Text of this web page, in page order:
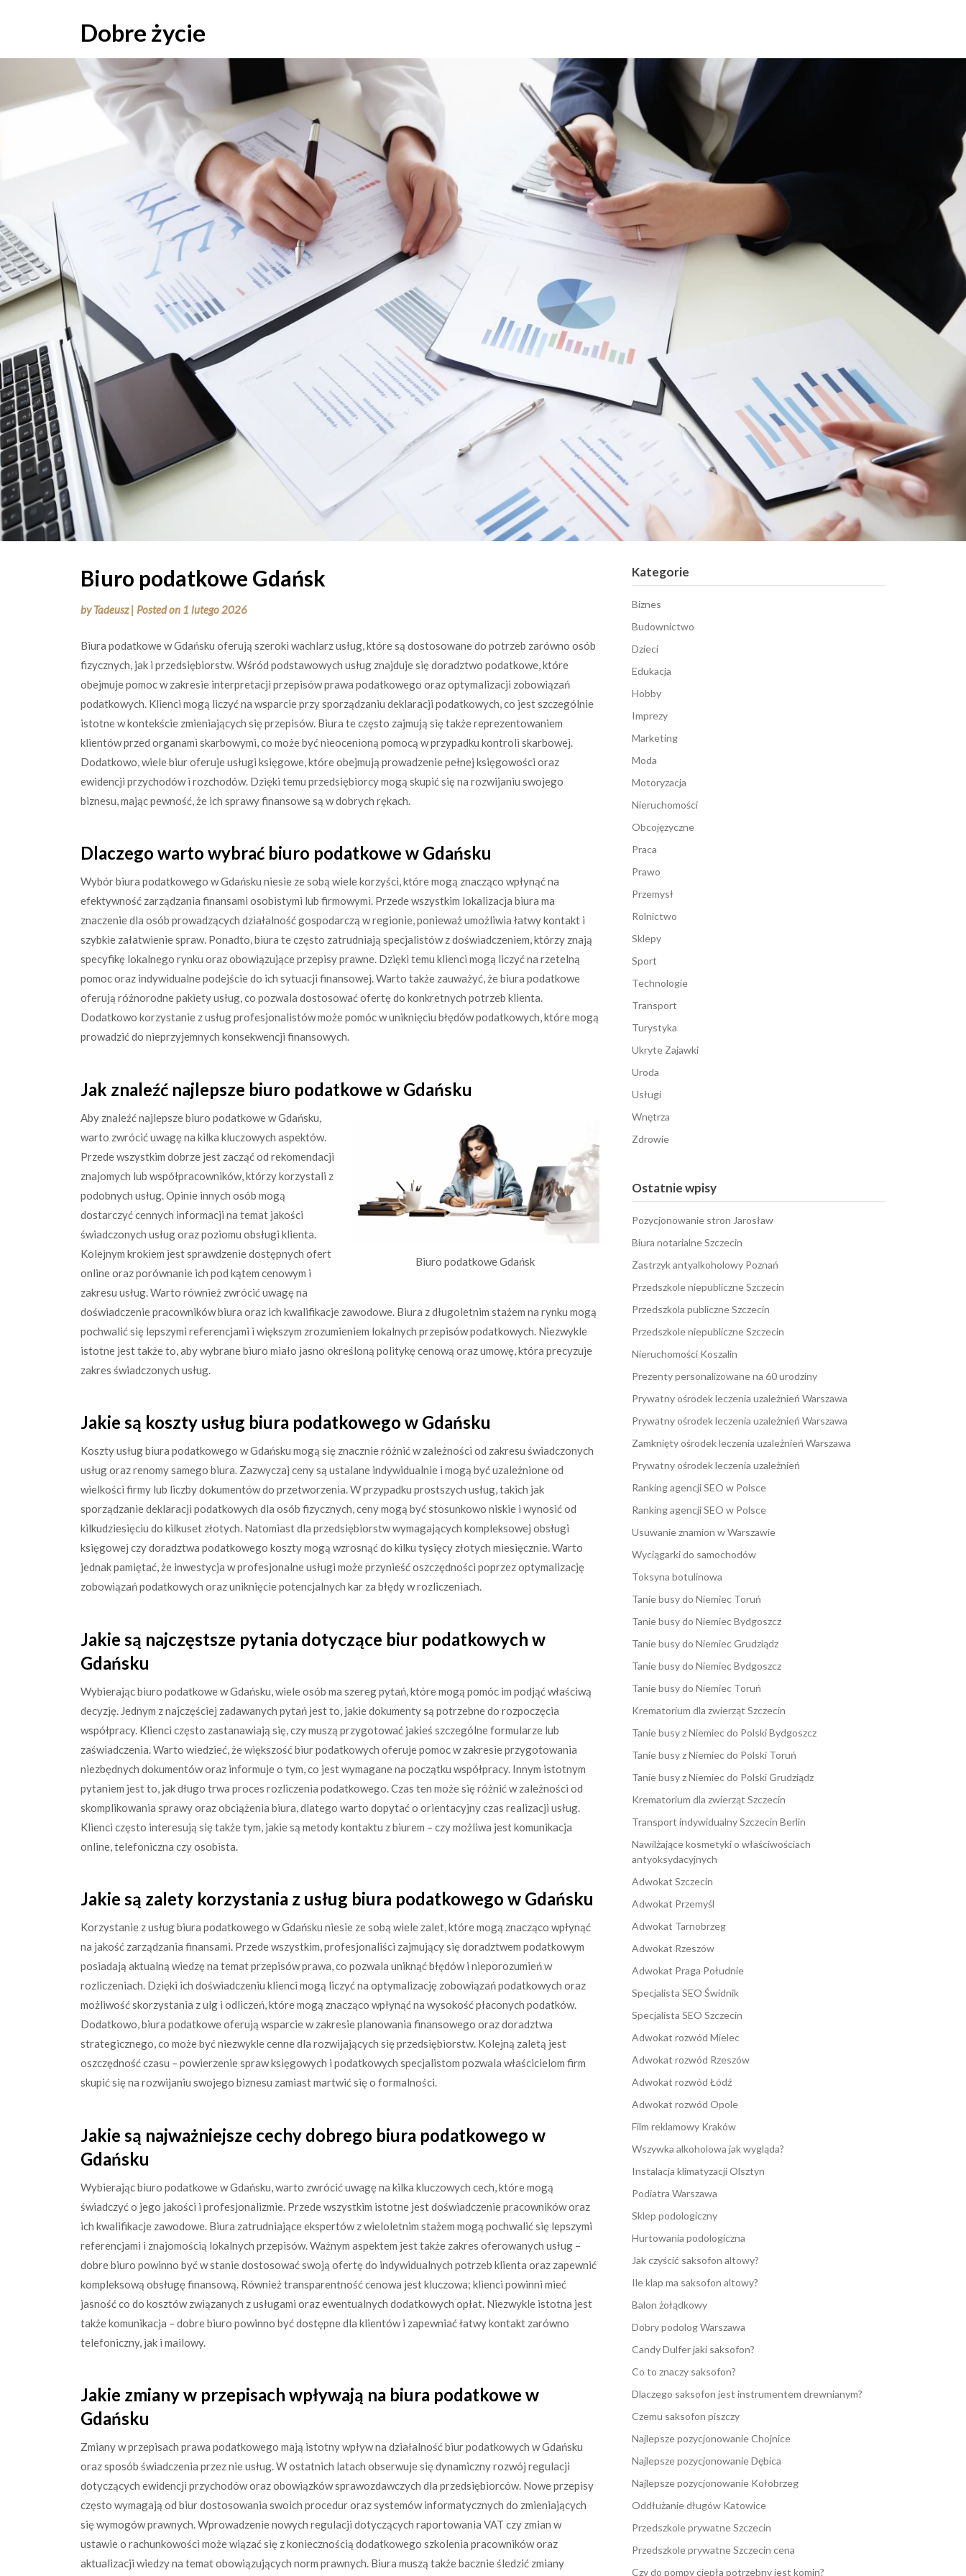
Dobre życie
Biuro podatkowe Gdańsk
byTadeusz | Posted on 1 lutego 2026
Biura podatkowe w Gdańsku oferują szeroki wachlarz usług, które są dostosowane do potrzeb zarówno osób
fizycznych, jak i przedsiębiorstw. Wśród podstawowych usług znajduje się doradztwo podatkowe, które
obejmuje pomoc w zakresie interpretacji przepisów prawa podatkowego oraz optymalizacji zobowiązań
podatkowych. Klienci mogą liczyć na wsparcie przy sporządzaniu deklaracji podatkowych, co jest szczególnie
istotne w kontekście zmieniających się przepisów. Biura te często zajmują się także reprezentowaniem
klientów przed organami skarbowymi, co może być nieocenioną pomocą w przypadku kontroli skarbowej.
Dodatkowo, wiele biur oferuje usługi księgowe, które obejmują prowadzenie pełnej księgowości oraz
ewidencji przychodów i rozchodów. Dzięki temu przedsiębiorcy mogą skupić się na rozwijaniu swojego
biznesu, mając pewność, że ich sprawy finansowe są w dobrych rękach.
Dlaczego warto wybrać biuro podatkowe w Gdańsku
Wybór biura podatkowego w Gdańsku niesie ze sobą wiele korzyści, które mogą znacząco wpłynąć na
efektywność zarządzania finansami osobistymi lub firmowymi. Przede wszystkim lokalizacja biura ma
znaczenie dla osób prowadzących działalność gospodarczą w regionie, ponieważ umożliwia łatwy kontakt i
szybkie załatwienie spraw. Ponadto, biura te często zatrudniają specjalistów z doświadczeniem, którzy znają
specyfikę lokalnego rynku oraz obowiązujące przepisy prawne. Dzięki temu klienci mogą liczyć na rzetelną
pomoc oraz indywidualne podejście do ich sytuacji finansowej. Warto także zauważyć, że biura podatkowe
oferują różnorodne pakiety usług, co pozwala dostosować ofertę do konkretnych potrzeb klienta.
Dodatkowo korzystanie z usług profesjonalistów może pomóc w uniknięciu błędów podatkowych, które mogą
prowadzić do nieprzyjemnych konsekwencji finansowych.
Jak znaleźć najlepsze biuro podatkowe w Gdańsku
Biuro podatkowe Gdańsk
Aby znaleźć najlepsze biuro podatkowe w Gdańsku,
warto zwrócić uwagę na kilka kluczowych aspektów.
Przede wszystkim dobrze jest zacząć od rekomendacji
znajomych lub współpracowników, którzy korzystali z
podobnych usług. Opinie innych osób mogą
dostarczyć cennych informacji na temat jakości
świadczonych usług oraz poziomu obsługi klienta.
Kolejnym krokiem jest sprawdzenie dostępnych ofert
online oraz porównanie ich pod kątem cenowym i
zakresu usług. Warto również zwrócić uwagę na
doświadczenie pracowników biura oraz ich kwalifikacje zawodowe. Biura z długoletnim stażem na rynku mogą
pochwalić się lepszymi referencjami i większym zrozumieniem lokalnych przepisów podatkowych. Niezwykle
istotne jest także to, aby wybrane biuro miało jasno określoną politykę cenową oraz umowę, która precyzuje
zakres świadczonych usług.
Jakie są koszty usług biura podatkowego w Gdańsku
Koszty usług biura podatkowego w Gdańsku mogą się znacznie różnić w zależności od zakresu świadczonych
usług oraz renomy samego biura. Zazwyczaj ceny są ustalane indywidualnie i mogą być uzależnione od
wielkości firmy lub liczby dokumentów do przetworzenia. W przypadku prostszych usług, takich jak
sporządzanie deklaracji podatkowych dla osób fizycznych, ceny mogą być stosunkowo niskie i wynosić od
kilkudziesięciu do kilkuset złotych. Natomiast dla przedsiębiorstw wymagających kompleksowej obsługi
księgowej czy doradztwa podatkowego koszty mogą wzrosnąć do kilku tysięcy złotych miesięcznie. Warto
jednak pamiętać, że inwestycja w profesjonalne usługi może przynieść oszczędności poprzez optymalizację
zobowiązań podatkowych oraz uniknięcie potencjalnych kar za błędy w rozliczeniach.
Jakie są najczęstsze pytania dotyczące biur podatkowych w
Gdańsku
Wybierając biuro podatkowe w Gdańsku, wiele osób ma szereg pytań, które mogą pomóc im podjąć właściwą
decyzję. Jednym z najczęściej zadawanych pytań jest to, jakie dokumenty są potrzebne do rozpoczęcia
współpracy. Klienci często zastanawiają się, czy muszą przygotować jakieś szczególne formularze lub
zaświadczenia. Warto wiedzieć, że większość biur podatkowych oferuje pomoc w zakresie przygotowania
niezbędnych dokumentów oraz informuje o tym, co jest wymagane na początku współpracy. Innym istotnym
pytaniem jest to, jak długo trwa proces rozliczenia podatkowego. Czas ten może się różnić w zależności od
skomplikowania sprawy oraz obciążenia biura, dlatego warto dopytać o orientacyjny czas realizacji usług.
Klienci często interesują się także tym, jakie są metody kontaktu z biurem – czy możliwa jest komunikacja
online, telefoniczna czy osobista.
Jakie są zalety korzystania z usług biura podatkowego w Gdańsku
Korzystanie z usług biura podatkowego w Gdańsku niesie ze sobą wiele zalet, które mogą znacząco wpłynąć
na jakość zarządzania finansami. Przede wszystkim, profesjonaliści zajmujący się doradztwem podatkowym
posiadają aktualną wiedzę na temat przepisów prawa, co pozwala uniknąć błędów i nieporozumień w
rozliczeniach. Dzięki ich doświadczeniu klienci mogą liczyć na optymalizację zobowiązań podatkowych oraz
możliwość skorzystania z ulg i odliczeń, które mogą znacząco wpłynąć na wysokość płaconych podatków.
Dodatkowo, biura podatkowe oferują wsparcie w zakresie planowania finansowego oraz doradztwa
strategicznego, co może być niezwykle cenne dla rozwijających się przedsiębiorstw. Kolejną zaletą jest
oszczędność czasu – powierzenie spraw księgowych i podatkowych specjalistom pozwala właścicielom firm
skupić się na rozwijaniu swojego biznesu zamiast martwić się o formalności.
Jakie są najważniejsze cechy dobrego biura podatkowego w
Gdańsku
Wybierając biuro podatkowe w Gdańsku, warto zwrócić uwagę na kilka kluczowych cech, które mogą
świadczyć o jego jakości i profesjonalizmie. Przede wszystkim istotne jest doświadczenie pracowników oraz
ich kwalifikacje zawodowe. Biura zatrudniające ekspertów z wieloletnim stażem mogą pochwalić się lepszymi
referencjami i znajomością lokalnych przepisów. Ważnym aspektem jest także zakres oferowanych usług –
dobre biuro powinno być w stanie dostosować swoją ofertę do indywidualnych potrzeb klienta oraz zapewnić
kompleksową obsługę finansową. Również transparentność cenowa jest kluczowa; klienci powinni mieć
jasność co do kosztów związanych z usługami oraz ewentualnych dodatkowych opłat. Niezwykle istotna jest
także komunikacja – dobre biuro powinno być dostępne dla klientów i zapewniać łatwy kontakt zarówno
telefoniczny, jak i mailowy.
Jakie zmiany w przepisach wpływają na biura podatkowe w
Gdańsku
Zmiany w przepisach prawa podatkowego mają istotny wpływ na działalność biur podatkowych w Gdańsku
oraz sposób świadczenia przez nie usług. W ostatnich latach obserwuje się dynamiczny rozwój regulacji
dotyczących ewidencji przychodów oraz obowiązków sprawozdawczych dla przedsiębiorców. Nowe przepisy
często wymagają od biur dostosowania swoich procedur oraz systemów informatycznych do zmieniających
się wymogów prawnych. Wprowadzenie nowych regulacji dotyczących raportowania VAT czy zmian w
ustawie o rachunkowości może wiązać się z koniecznością dodatkowego szkolenia pracowników oraz
aktualizacji wiedzy na temat obowiązujących norm prawnych. Biura muszą także bacznie śledzić zmiany
Kategorie
Biznes
Budownictwo
Dzieci
Edukacja
Hobby
Imprezy
Marketing
Moda
Motoryzacja
Nieruchomości
Obcojęzyczne
Praca
Prawo
Przemysł
Rolnictwo
Sklepy
Sport
Technologie
Transport
Turystyka
Ukryte Zajawki
Uroda
Usługi
Wnętrza
Zdrowie
Ostatnie wpisy
Pozycjonowanie stron Jarosław
Biura notarialne Szczecin
Zastrzyk antyalkoholowy Poznań
Przedszkole niepubliczne Szczecin
Przedszkola publiczne Szczecin
Przedszkole niepubliczne Szczecin
Nieruchomości Koszalin
Prezenty personalizowane na 60 urodziny
Prywatny ośrodek leczenia uzależnień Warszawa
Prywatny ośrodek leczenia uzależnień Warszawa
Zamknięty ośrodek leczenia uzależnień Warszawa
Prywatny ośrodek leczenia uzależnień
Ranking agencji SEO w Polsce
Ranking agencji SEO w Polsce
Usuwanie znamion w Warszawie
Wyciągarki do samochodów
Toksyna botulinowa
Tanie busy do Niemiec Toruń
Tanie busy do Niemiec Bydgoszcz
Tanie busy do Niemiec Grudziądz
Tanie busy do Niemiec Bydgoszcz
Tanie busy do Niemiec Toruń
Krematorium dla zwierząt Szczecin
Tanie busy z Niemiec do Polski Bydgoszcz
Tanie busy z Niemiec do Polski Toruń
Tanie busy z Niemiec do Polski Grudziądz
Krematorium dla zwierząt Szczecin
Transport indywidualny Szczecin Berlin
Nawilżające kosmetyki o właściwościach
antyoksydacyjnych
Adwokat Szczecin
Adwokat Przemyśl
Adwokat Tarnobrzeg
Adwokat Rzeszów
Adwokat Praga Południe
Specjalista SEO Świdnik
Specjalista SEO Szczecin
Adwokat rozwód Mielec
Adwokat rozwód Rzeszów
Adwokat rozwód Łódź
Adwokat rozwód Opole
Film reklamowy Kraków
Wszywka alkoholowa jak wygląda?
Instalacja klimatyzacji Olsztyn
Podiatra Warszawa
Sklep podologiczny
Hurtowania podologiczna
Jak czyścić saksofon altowy?
Ile klap ma saksofon altowy?
Balon żołądkowy
Dobry podolog Warszawa
Candy Dulfer jaki saksofon?
Co to znaczy saksofon?
Dlaczego saksofon jest instrumentem drewnianym?
Czemu saksofon piszczy
Najlepsze pozycjonowanie Chojnice
Najlepsze pozycjonowanie Dębica
Najlepsze pozycjonowanie Kołobrzeg
Oddłużanie długów Katowice
Przedszkole prywatne Szczecin
Przedszkole prywatne Szczecin cena
Czy do pompy ciepła potrzebny jest komin?